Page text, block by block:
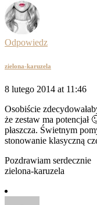
Odpowiedz
zielona-karuzela
8 lutego 2014 at 11:46
Osobiście
że zestaw ma potencjał
płaszcza. Świetnym
stonowanie klasyczną
Pozdrawiam serdecznie
zielona-karuzela